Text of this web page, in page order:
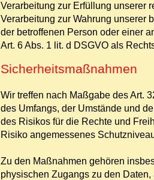
Verarbeitung zur Erfüllung unserer
Verarbeitung zur Wahrung unserer
der betroffenen Person oder einer
Art. 6 Abs. 1 lit. d DSGVO als
Sicherheitsmaßnahmen
Wir treffen nach Maßgabe des Art.
des Umfangs, der Umstände und
des Risikos für die Rechte und
Risiko angemessenes
Zu den Maßnahmen gehören
physischen Zugangs zu den